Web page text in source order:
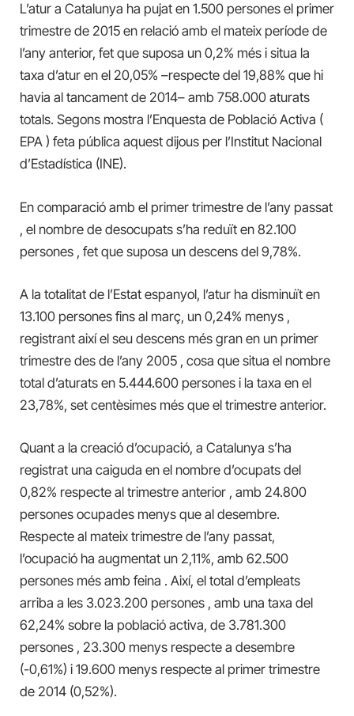
L’atur a Catalunya ha pujat en 1.500 persones el primer
trimestre de 2015 en relació amb el mateix període de
l’any anterior, fet que suposa un 0,2% més i situa la
taxa d’atur en el 20,05% –respecte del 19,88% que hi
havia al tancament de 2014– amb 758.000 aturats
totals. Segons mostra l’Enquesta de Població Activa (
EPA ) feta pública aquest dijous per l’Institut Nacional
d’Estadística (INE).
En comparació amb el primer trimestre de l’any passat
, el nombre de desocupats s’ha reduït en 82.100
persones , fet que suposa un descens del 9,78%.
A la totalitat de l’Estat espanyol, l’atur ha disminuït en
13.100 persones fins al març, un 0,24% menys ,
registrant així el seu descens més gran en un primer
trimestre des de l’any 2005 , cosa que situa el nombre
total d’aturats en 5.444.600 persones i la taxa en el
23,78%, set centèsimes més que el trimestre anterior.
Quant a la creació d’ocupació, a Catalunya s’ha
registrat una caiguda en el nombre d’ocupats del
0,82% respecte al trimestre anterior , amb 24.800
persones ocupades menys que al desembre.
Respecte al mateix trimestre de l’any passat,
l’ocupació ha augmentat un 2,11%, amb 62.500
persones més amb feina . Així, el total d’empleats
arriba a les 3.023.200 persones , amb una taxa del
62,24% sobre la població activa, de 3.781.300
persones , 23.300 menys respecte a desembre
(-0,61%) i 19.600 menys respecte al primer trimestre
de 2014 (0,52%).